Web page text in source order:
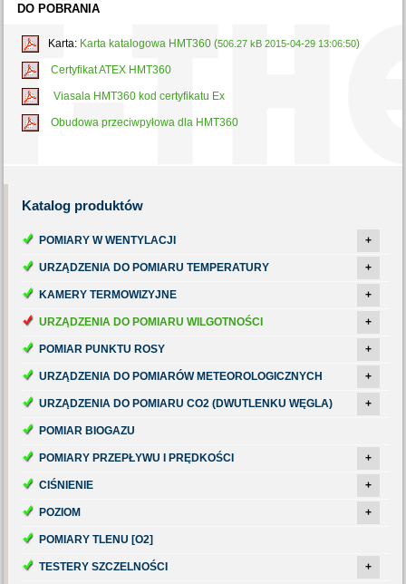
DO POBRANIA
Karta: Karta katalogowa HMT360 (506.27 kB 2015-04-29 13:06:50)
Certyfikat ATEX HMT360
Viasala HMT360 kod certyfikatu Ex
Obudowa przeciwpyłowa dla HMT360
Katalog produktów
POMIARY W WENTYLACJI +
URZĄDZENIA DO POMIARU TEMPERATURY +
KAMERY TERMOWIZYJNE +
URZĄDZENIA DO POMIARU WILGOTNOŚCI +
POMIAR PUNKTU ROSY +
URZĄDZENIA DO POMIARÓW METEOROLOGICZNYCH +
URZĄDZENIA DO POMIARU CO2 (DWUTLENKU WĘGLA) +
POMIAR BIOGAZU
POMIARY PRZEPŁYWU I PRĘDKOŚCI +
CIŚNIENIE +
POZIOM +
POMIARY TLENU [O2]
TESTERY SZCZELNOŚCI +